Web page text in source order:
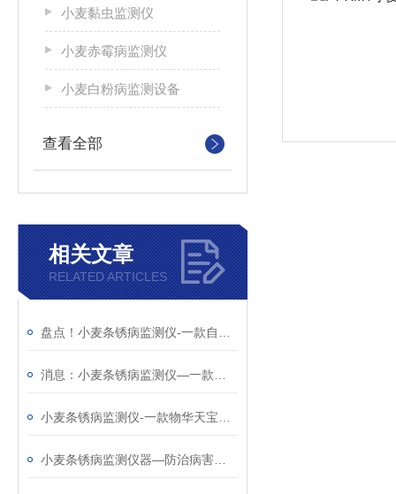
小麦黏虫监测仪
小麦赤霉病监测仪
小麦白粉病监测设备
查看全部
相关文章
RELATED ARTICLES